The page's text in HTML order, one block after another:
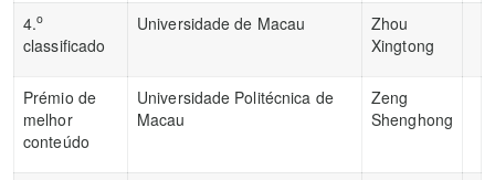
4.o
classificado
Universidade de Macau
Zhou
Xingtong
Prémio de
melhor
conteúdo
Universidade Politécnica de
Macau
Zeng
Shenghong